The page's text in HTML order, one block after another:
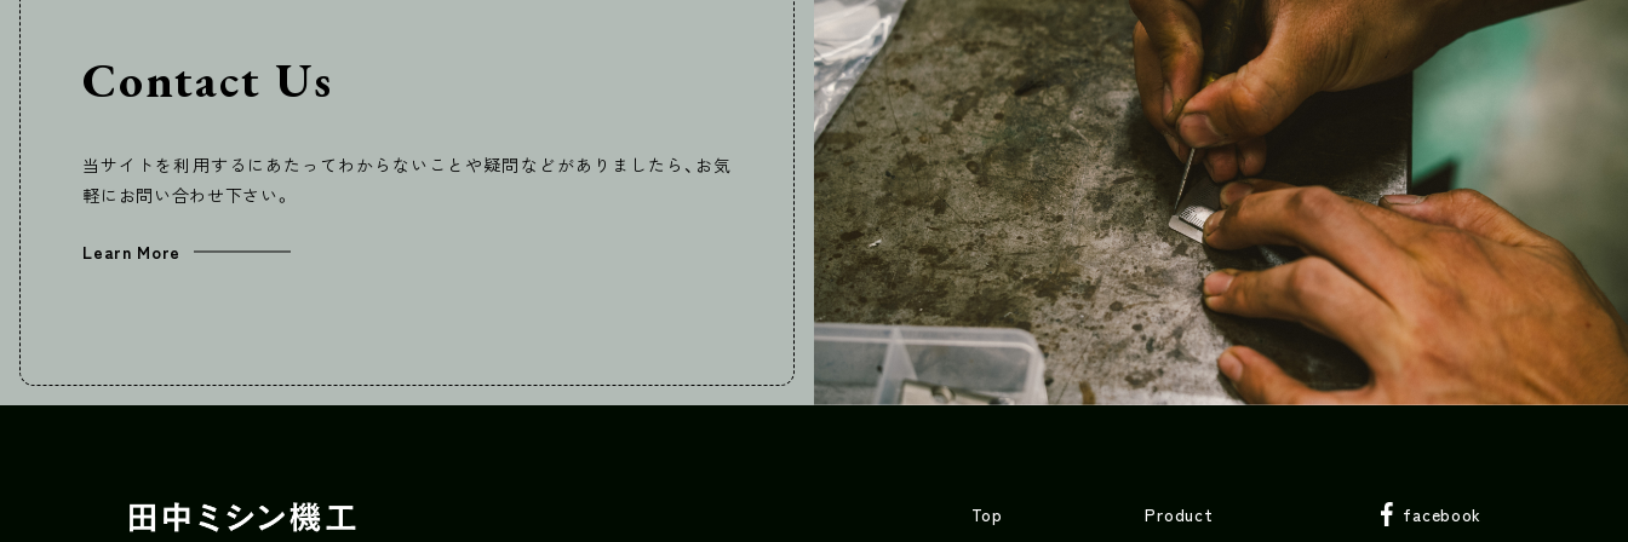
Contact Us
当サイトを利用するにあたってわからないことや疑問などがありましたら、お気
軽にお問い合わせ下さい。
Learn More
Top Product facebook